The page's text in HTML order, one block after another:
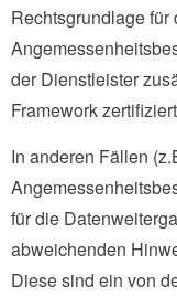
Rechtsgrundlage
der Dienstleister
Framework
In anderen Fällen
für die
abweichenden
Diese sind ein von